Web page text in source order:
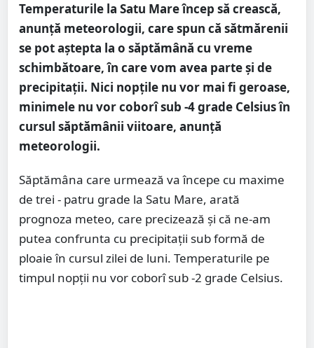
Temperaturile la Satu Mare încep să crească,
anunță meteorologii, care spun că sătmărenii
se pot aștepta la o săptămână cu vreme
schimbătoare, în care vom avea parte și de
precipitații. Nici nopțile nu vor mai fi geroase,
minimele nu vor coborî sub -4 grade Celsius în
cursul săptămânii viitoare, anunță
meteorologii.
Săptămâna care urmează va începe cu maxime
de trei - patru grade la Satu Mare, arată
prognoza meteo, care precizează și că ne-am
putea confrunta cu precipitații sub formă de
ploaie în cursul zilei de luni. Temperaturile pe
timpul nopții nu vor coborî sub -2 grade Celsius.